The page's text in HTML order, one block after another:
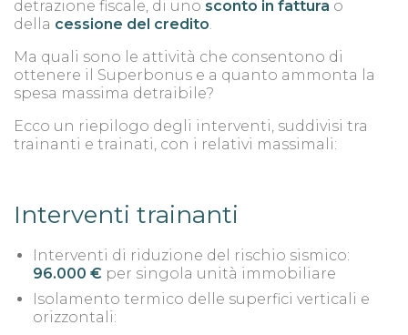
detrazione fiscale, di uno sconto in fattura o
della cessione del credito.
Ma quali sono le attività che consentono di
ottenere il Superbonus e a quanto ammonta la
spesa massima detraibile?
Ecco un riepilogo degli interventi, suddivisi tra
trainanti e trainati, con i relativi massimali:
Interventi trainanti
Interventi di riduzione del rischio sismico:
96.000 € per singola unità immobiliare
Isolamento termico delle superfici verticali e
orizzontali: